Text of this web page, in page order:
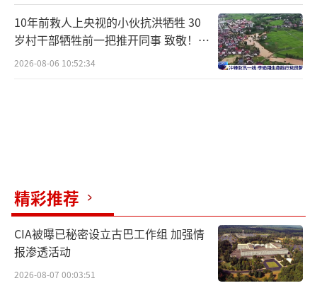
（责任编辑：卢其龙 CN
070）
10年前救人上央视的小伙抗洪牺牲 30
岁村干部牺牲前一把推开同事 致敬！送
别！
2026-08-06 10:52:34
精彩推荐
CIA被曝已秘密设立古巴工作组 加强情
报渗透活动
2026-08-07 00:03:51